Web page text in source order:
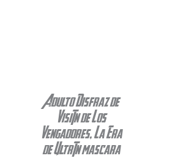
Adulto Disfraz de
Visión de Los
Vengadores, La Era
de Ultrón mascara